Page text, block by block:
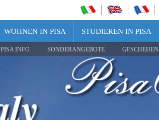
WOHNEN IN PISA STUDIEREN IN PISA
PISA INFO SONDERANGEBOTE GESCHEHEN